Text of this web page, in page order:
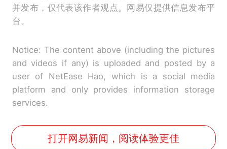
并发布，仅代表该作者观点。网易仅提供信息发布平
台。
Notice: The content above (including the pictures
and videos if any) is uploaded and posted by a
user of NetEase Hao, which is a social media
platform and only provides information storage
services.
打开网易新闻，阅读体验更佳